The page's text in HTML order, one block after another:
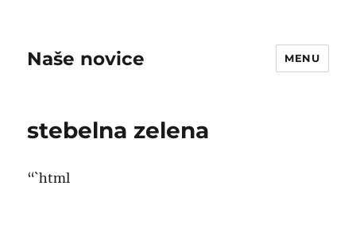
Naše novice MENU
stebelna zelena
“`html